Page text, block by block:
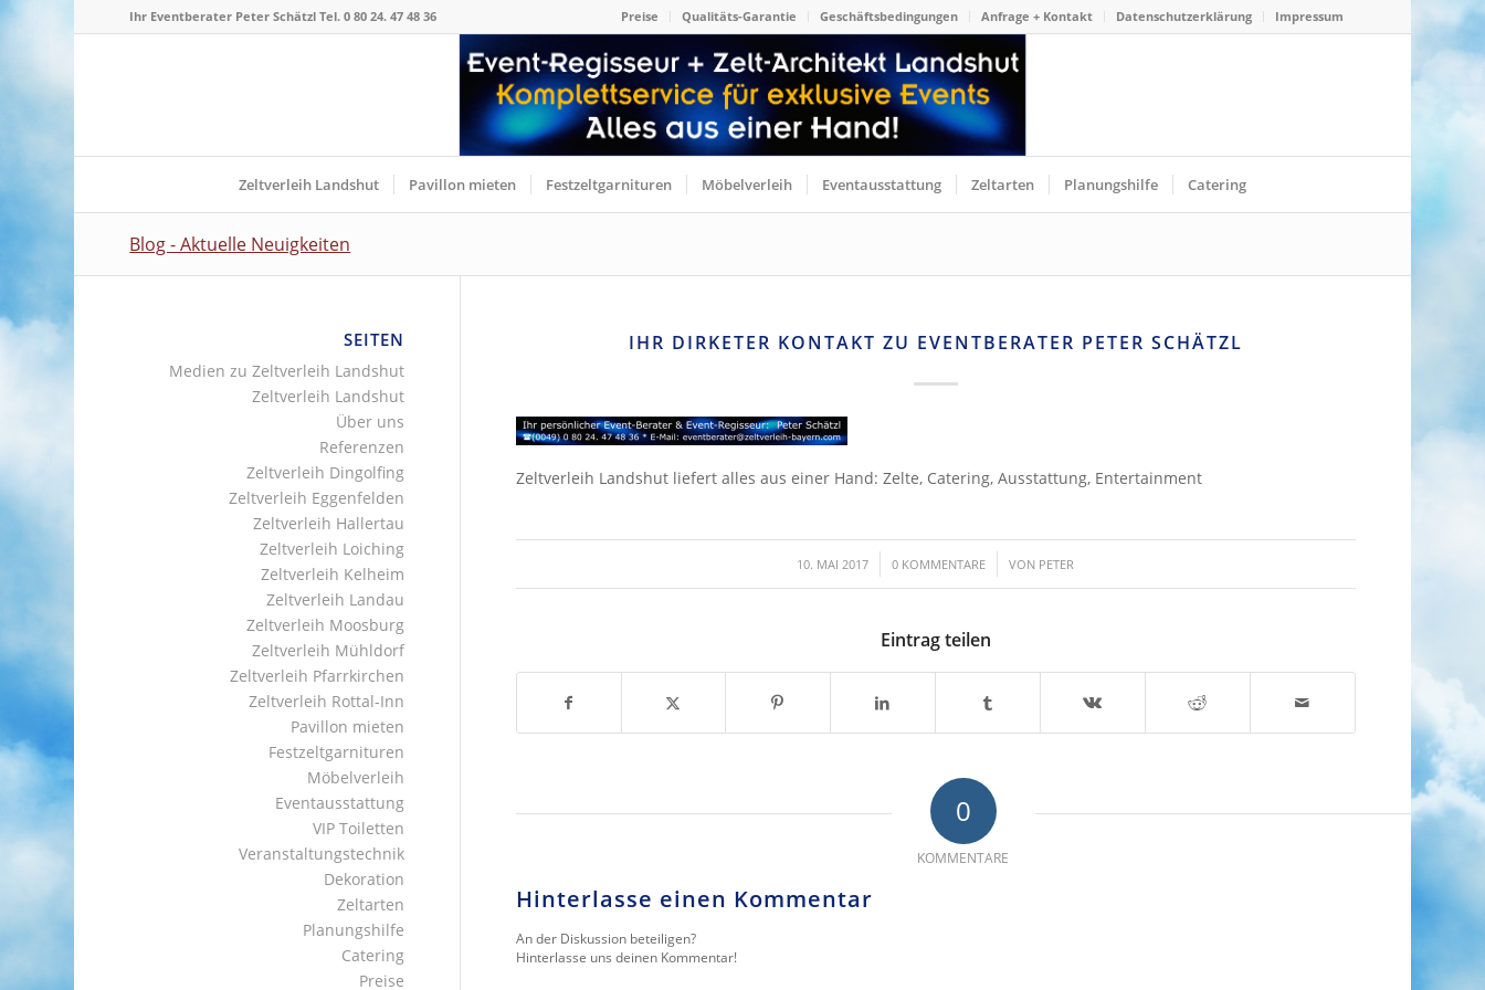
Preise Qualitäts-Garantie Geschäftsbedingungen Anfrage + Kontakt Datenschutzerklärung Impressum
Ihr Eventberater Peter Schätzl Tel. 0 80 24. 47 48 36
Zeltverleih Landshut Pavillon mieten Festzeltgarnituren Möbelverleih Eventausstattung Zeltarten Planungshilfe Catering
Blog - Aktuelle Neuigkeiten
IHR DIRKETER KONTAKT ZU EVENTBERATER PETER SCHÄTZL
Zeltverleih Landshut liefert alles aus einer Hand: Zelte, Catering, Ausstattung, Entertainment
10. MAI 2017
/ 0 KOMMENTARE
/ VON PETER
Eintrag teilen
0
KOMMENTARE
Hinterlasse einen Kommentar
An der Diskussion beteiligen?
Hinterlasse uns deinen Kommentar!
SEITEN
Medien zu Zeltverleih Landshut
Zeltverleih Landshut
Über uns
Referenzen
Zeltverleih Dingolfing
Zeltverleih Eggenfelden
Zeltverleih Hallertau
Zeltverleih Loiching
Zeltverleih Kelheim
Zeltverleih Landau
Zeltverleih Moosburg
Zeltverleih Mühldorf
Zeltverleih Pfarrkirchen
Zeltverleih Rottal-Inn
Pavillon mieten
Festzeltgarnituren
Möbelverleih
Eventausstattung
VIP Toiletten
Veranstaltungstechnik
Dekoration
Zeltarten
Planungshilfe
Catering
Preise